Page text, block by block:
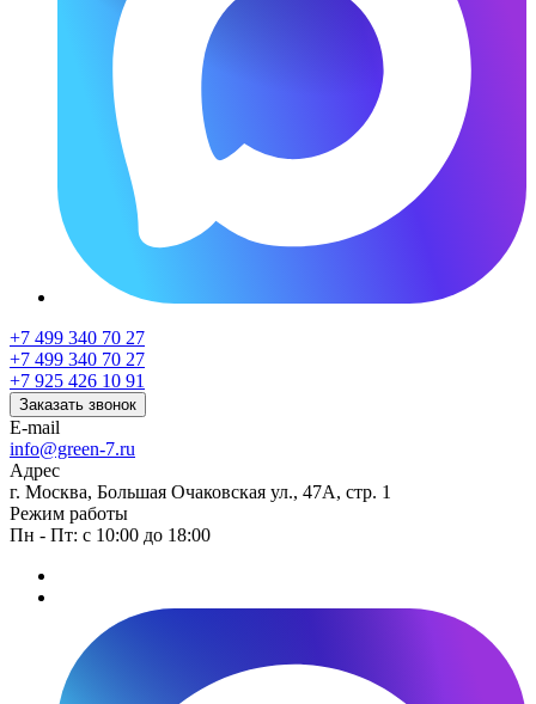
+7 499 340 70 27
+7 499 340 70 27
+7 925 426 10 91
Заказать звонок
E-mail
info@green-7.ru
Адрес
г. Москва, Большая Очаковская ул., 47А, стр. 1
Режим работы
Пн - Пт: с 10:00 до 18:00